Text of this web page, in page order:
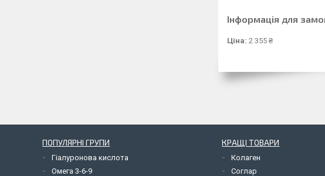
Інформація для
Ціна: 2 355 ₴
ПОПУЛЯРНІ ГРУПИ
Гіалуронова кислота
Омега 3-6-9
КРАЩІ ТОВАРИ
Колаген
Соглар